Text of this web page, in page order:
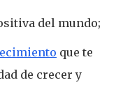
del mundo;
que te
de crecer y